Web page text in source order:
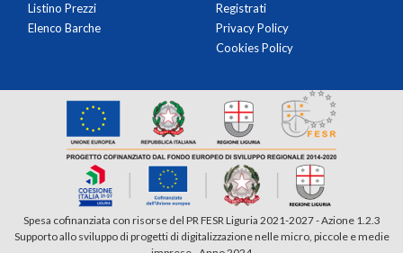
Listino Prezzi
Elenco Barche
Registrati
Privacy Policy
Cookies Policy
Spesa cofinanziata con risorse del PR FESR Liguria 2021-2027 - Azione 1.2.3
Supporto allo sviluppo di progetti di digitalizzazione nelle micro, piccole e medie